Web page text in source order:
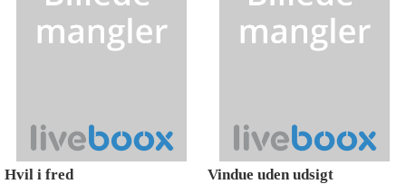
Hvil i fred Vindue uden udsigt